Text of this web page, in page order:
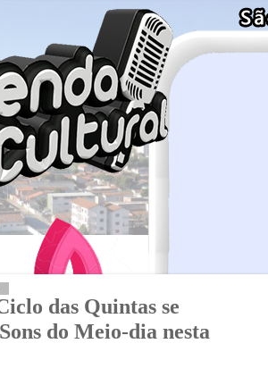
das Quintas se
do Meio-dia nesta